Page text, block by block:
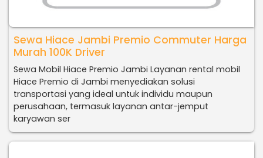
Sewa Hiace Jambi Premio Commuter Harga
Murah 100K Driver
Sewa Mobil Hiace Premio Jambi Layanan rental mobil
Hiace Premio di Jambi menyediakan solusi
transportasi yang ideal untuk individu maupun
perusahaan, termasuk layanan antar-jemput
karyawan ser